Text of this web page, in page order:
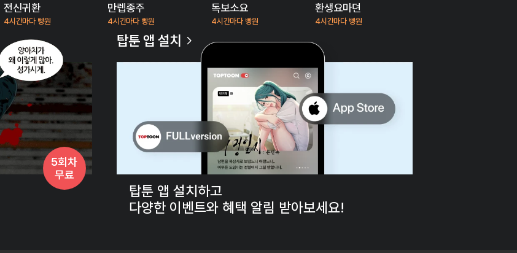
전신귀환
4시간마다 빵원
만렙종주
4시간마다 빵원
독보소요
4시간마다 빵원
환생요마뎐
4시간마다 빵원
5회차
무료
탑툰 앱 설치
탑툰 앱 설치하고
다양한 이벤트와 혜택 알림 받아보세요!